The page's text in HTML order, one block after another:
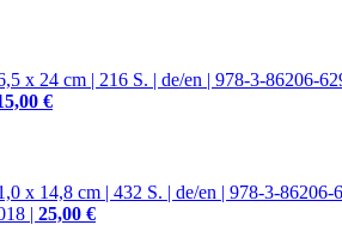
x 24 cm | 216 S. | de/en | 978-3-86206-
€
x 14,8 cm | 432 S. | de/en | 978-3-86206-
| 25,00 €